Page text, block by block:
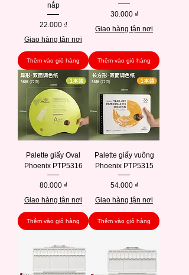
nắp
Giá
22.000 ₫
Giao hàng tận nơi
Thêm vào giỏ hàng
Giá
30.000 ₫
Giao hàng tận nơi
Thêm vào giỏ hàng
Palette giấy Oval
Phoenix PTP5316
Giá
80.000 ₫
Giao hàng tận nơi
Thêm vào giỏ hàng
Palette giấy vuông
Phoenix PTP5315
Giá
54.000 ₫
Giao hàng tận nơi
Thêm vào giỏ hàng